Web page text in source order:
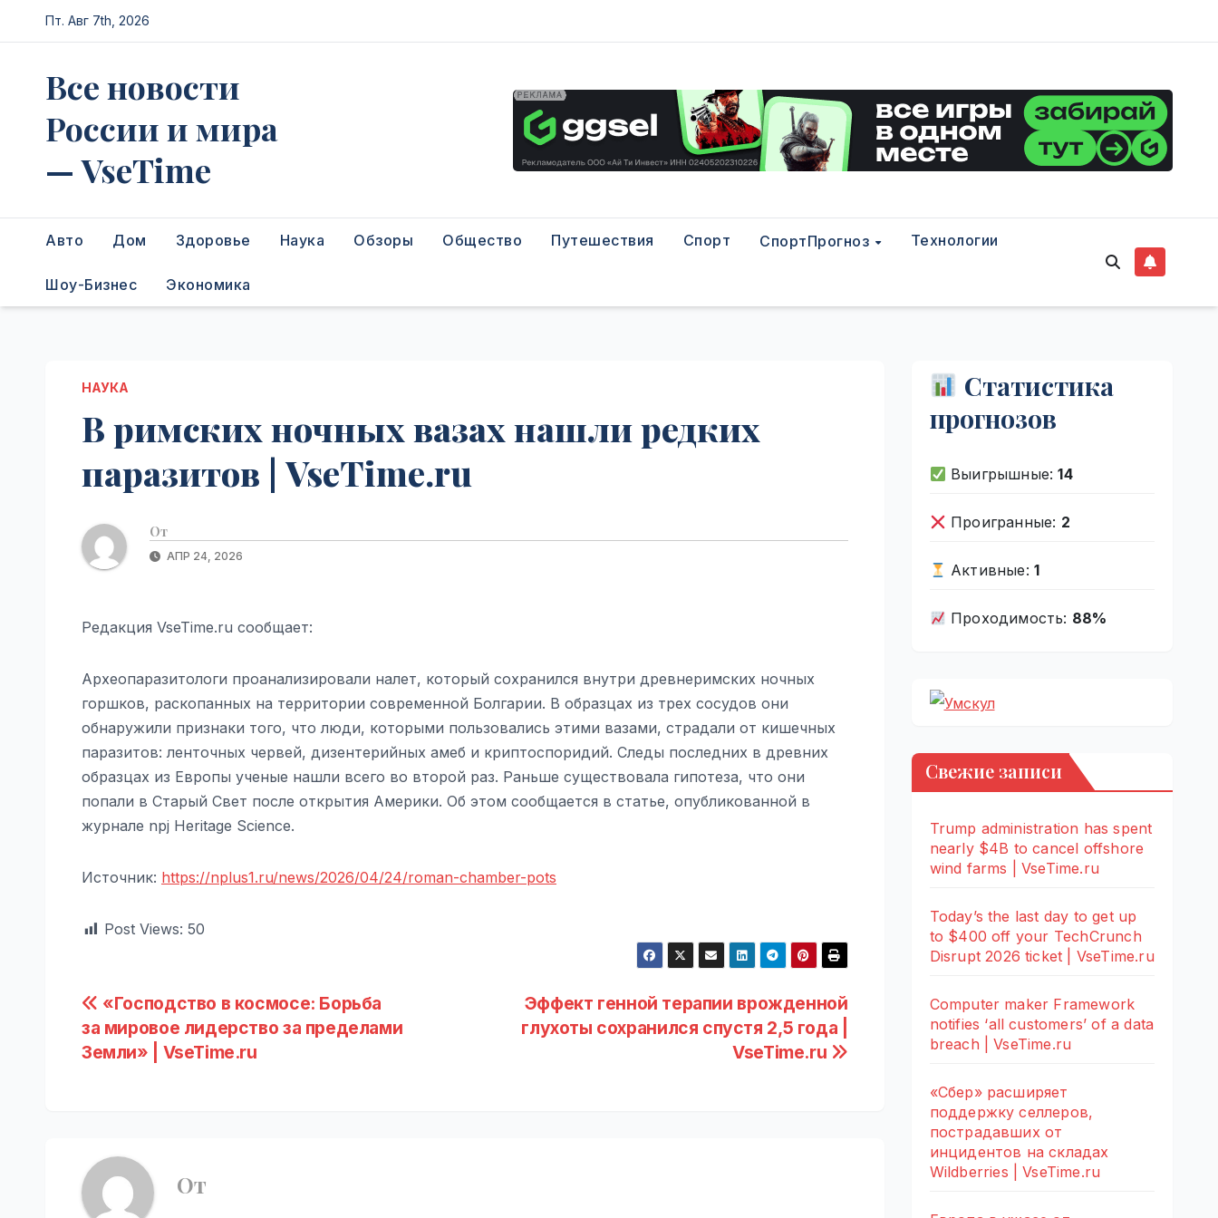
Перейти
к
Пт. Авг 7th, 2026
Все новости
России и мира
— VseTime
Авто Дом Здоровье Наука Обзоры Общество Путешествия Спорт СпортПрогноз Технологии
Шоу-Бизнес Экономика
НАУКА
В римских ночных вазах нашли редких
паразитов | VseTime.ru
От
АПР 24, 2026
Редакция VseTime.ru сообщает:
Археопаразитологи проанализировали налет, который сохранился внутри древнеримских ночных
горшков, раскопанных на территории современной Болгарии. В образцах из трех сосудов они
обнаружили признаки того, что люди, которыми пользовались этими вазами, страдали от кишечных
паразитов: ленточных червей, дизентерийных амеб и криптоспоридий. Следы последних в древних
образцах из Европы ученые нашли всего во второй раз. Раньше существовала гипотеза, что они
попали в Старый Свет после открытия Америки. Об этом сообщается в статье, опубликованной в
журнале npj Heritage Science.
Источник: https://nplus1.ru/news/2026/04/24/roman-chamber-pots
Post Views: 50
Навигация
по
Эффект генной терапии врожденной
глухоты сохранился спустя 2,5 года |
VseTime.ru
«Господство в космосе: Борьба
за мировое лидерство за пределами
Земли» | VseTime.ru
От
Статистика
прогнозов
Выигрышные:14
Проигранные: 2
Активные: 1
Проходимость: 88%
Свежие записи
Trump administration has spent
nearly $4B to cancel offshore
wind farms | VseTime.ru
Today’s the last day to get up
to $400 off your TechCrunch
Disrupt 2026 ticket | VseTime.ru
Computer maker Framework
notifies ‘all customers’ of a data
breach | VseTime.ru
«Сбер» расширяет
поддержку селлеров,
пострадавших от
инцидентов на складах
Wildberries | VseTime.ru